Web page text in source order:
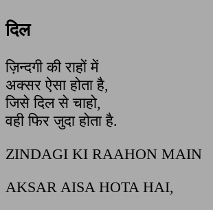
दिल
ज़िन्दगी की राहों में
अक्सर ऐसा होता है,
जिसे दिल से चाहो,
वही फिर जुदा होता है.
ZINDAGI KI RAAHON MAIN
AKSAR AISA HOTA HAI,